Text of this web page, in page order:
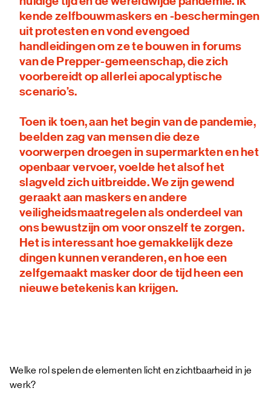
kende zelfbouwmaskers en -beschermingen
uit protesten en vond evengoed
handleidingen om ze te bouwen in forums
van de Prepper-gemeenschap, die zich
voorbereidt op allerlei apocalyptische
scenario’s.
Toen ik toen, aan het begin van de pandemie,
beelden zag van mensen die deze
voorwerpen droegen in supermarkten en het
openbaar vervoer, voelde het alsof het
slagveld zich uitbreidde. We zijn gewend
geraakt aan maskers en andere
veiligheidsmaatregelen als onderdeel van
ons bewustzijn om voor onszelf te zorgen.
Het is interessant hoe gemakkelijk deze
dingen kunnen veranderen, en hoe een
zelfgemaakt masker door de tijd heen een
nieuwe betekenis kan krijgen.
Welke rol spelen de elementen licht en zichtbaarheid in je
werk?